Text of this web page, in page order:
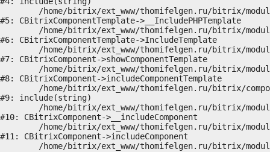
#5: CBitrixComponentTemplate->__IncludePHPTemplate
#6: CBitrixComponentTemplate->IncludeTemplate
#7: CBitrixComponent->showComponentTemplate
#8: CBitrixComponent->includeComponentTemplate
#9: include(string)
#10: CBitrixComponent->__includeComponent
#11: CBitrixComponent->includeComponent